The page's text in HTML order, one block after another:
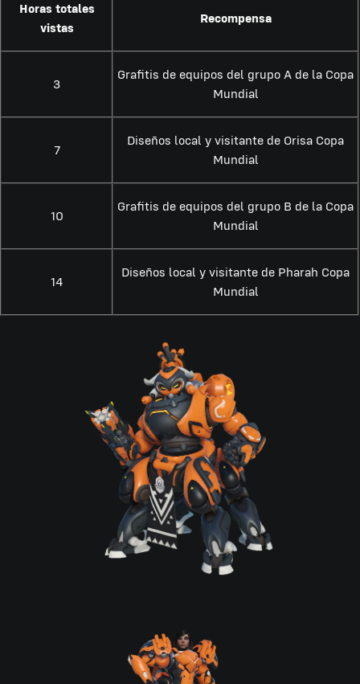
Horas totales
vistas
Recompensa
3
Grafitis de equipos del grupo A de la Copa
Mundial
7
Diseños local y visitante de Orisa Copa
Mundial
10
Grafitis de equipos del grupo B de la Copa
Mundial
14
Diseños local y visitante de Pharah Copa
Mundial